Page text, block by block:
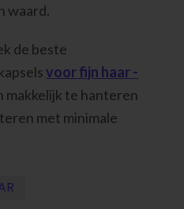
waard.
de beste
voor fijn haar -
makkelijk te hanteren
met minimale